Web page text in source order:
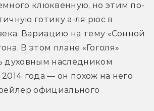
клюквенную, но этим по-
готику а-ля рюс в
Вариацию на тему «Сонной
В этом плане «Гоголя»
духовным наследником
года — он похож на него
официального